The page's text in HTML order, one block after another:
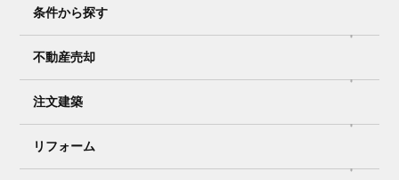
条件から探す
不動産売却
注文建築
リフォーム